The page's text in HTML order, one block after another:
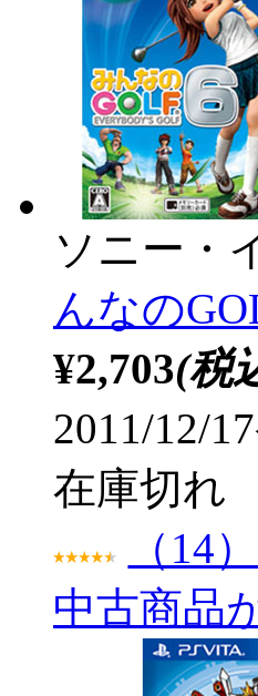
ソニー・
んなの
¥2,703(税
2011/12/
在庫切れ
（14）
中古商品